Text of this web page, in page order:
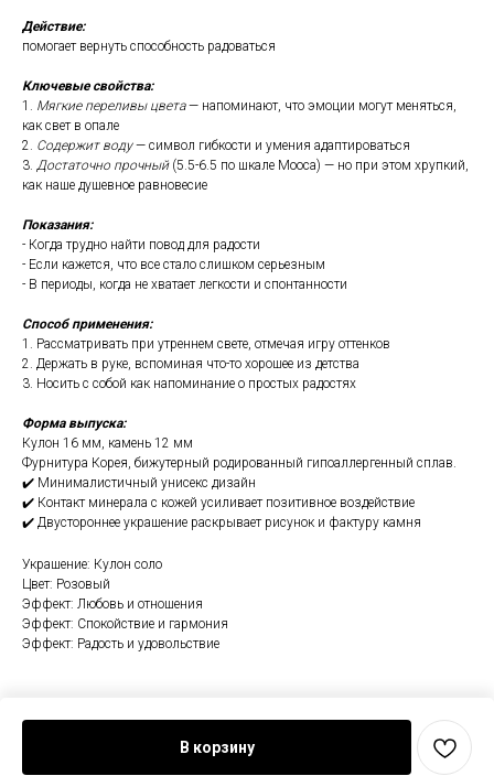
В корзину
Действие:
помогает вернуть способность радоваться
Ключевые свойства:
1. Мягкие переливы цвета— напоминают, что эмоции могут меняться,
как свет в опале
2. Содержит воду— символ гибкости и умения адаптироваться
3. Достаточно прочный(5.5-6.5 по шкале Мооса) — но при этом хрупкий,
как наше душевное равновесие
Показания:
- Когда трудно найти повод для радости
- Если кажется, что все стало слишком серьезным
- В периоды, когда не хватает легкости и спонтанности
Способ применения:
1. Рассматривать при утреннем свете, отмечая игру оттенков
2. Держать в руке, вспоминая что-то хорошее из детства
3. Носить с собой как напоминание о простых радостях
Форма выпуска:
Кулон 16 мм, камень 12 мм
Фурнитура Корея, бижутерный родированный гипоаллергенный сплав.
✔️ Минималистичный унисекс дизайн
✔️ Контакт минерала с кожей усиливает позитивное воздействие
✔️ Двустороннее украшение раскрывает рисунок и фактуру камня
Украшение: Кулон соло
Цвет: Розовый
Эффект: Любовь и отношения
Эффект: Спокойствие и гармония
Эффект: Радость и удовольствие
Made on